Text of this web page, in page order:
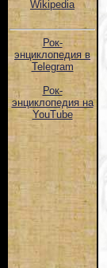
Wikipedia
Рок-
энциклопедия в
Telegram
Рок-
энциклопедия на
YouTube